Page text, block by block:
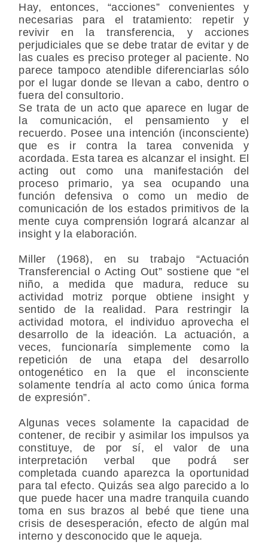
Hay, entonces, “acciones” convenientes y
necesarias para el tratamiento: repetir y
revivir en la transferencia, y acciones
perjudiciales que se debe tratar de evitar y de
las cuales es preciso proteger al paciente. No
parece tampoco atendible diferenciarlas sólo
por el lugar donde se llevan a cabo, dentro o
fuera del consultorio.
Se trata de un acto que aparece en lugar de
la comunicación, el pensamiento y el
recuerdo. Posee una intención (inconsciente)
que es ir contra la tarea convenida y
acordada. Esta tarea es alcanzar el insight. El
acting out como una manifestación del
proceso primario, ya sea ocupando una
función defensiva o como un medio de
comunicación de los estados primitivos de la
mente cuya comprensión logrará alcanzar al
insight y la elaboración.
Miller (1968), en su trabajo “Actuación
Transferencial o Acting Out” sostiene que “el
niño, a medida que madura, reduce su
actividad motriz porque obtiene insight y
sentido de la realidad. Para restringir la
actividad motora, el individuo aprovecha el
desarrollo de la ideación. La actuación, a
veces, funcionaría simplemente como la
repetición de una etapa del desarrollo
ontogenético en la que el inconsciente
solamente tendría al acto como única forma
de expresión”.
Algunas veces solamente la capacidad de
contener, de recibir y asimilar los impulsos ya
constituye, de por sí, el valor de una
interpretación verbal que podrá ser
completada cuando aparezca la oportunidad
para tal efecto. Quizás sea algo parecido a lo
que puede hacer una madre tranquila cuando
toma en sus brazos al bebé que tiene una
crisis de desesperación, efecto de algún mal
interno y desconocido que le aqueja.